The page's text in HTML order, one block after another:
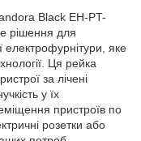
Black EH-PT-
рішення для
електрофурнітури, яке
Ця рейка
за лічені
у їх
пристроїв по
розетки або